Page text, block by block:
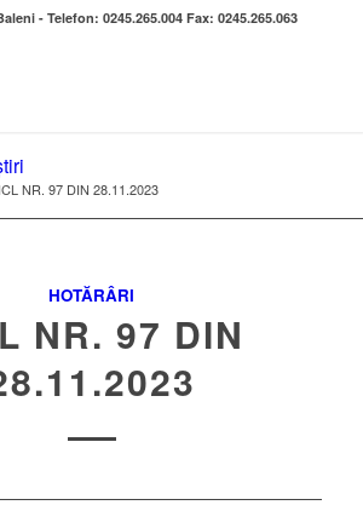
- Telefon: 0245.265.004 Fax: 0245.265.063
NR. 97 DIN 28.11.2023
HOTĂRÂRI
NR. 97 DIN